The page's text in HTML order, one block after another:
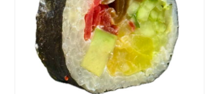
DODAJ DO KOSZYKA / SZCZEGÓŁY